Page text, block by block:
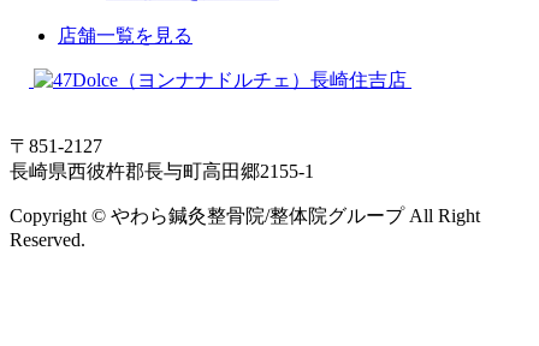
店舗一覧を見る
〒851-2127
長崎県西彼杵郡長与町高田郷2155-1
Copyright © やわら鍼灸整骨院/整体院グループ All Right
Reserved.